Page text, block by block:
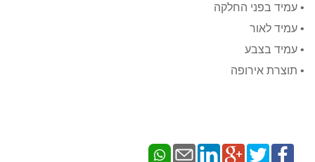
• עמיד בפני החלקה
• עמיד לאור
• עמיד בצבע
• תוצרת אירופה